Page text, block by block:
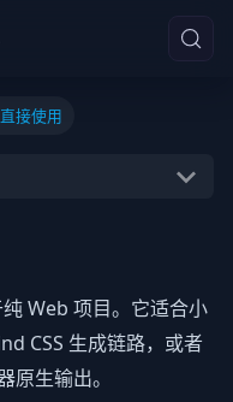
接使用
Web 项目。它适合小
CSS 生成链路，或者
生输出。